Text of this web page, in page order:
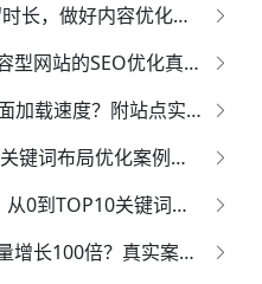
⏱️5个技巧教你提升页面停留时长，做好内容优化不再难
💡 从无流量到日IP破万：内容型网站的SEO优化真实案例
🚀 如何通过技术优化提升页面加载速度？附站点实操案例
✍️ 内容不改写照样上首页？关键词布局优化案例分析
🔧 5个成功的网站优化案例：从0到TOP10关键词排名过程复盘
📈 一次SEO优化带来的月流量增长100倍？真实案例拆解全过程